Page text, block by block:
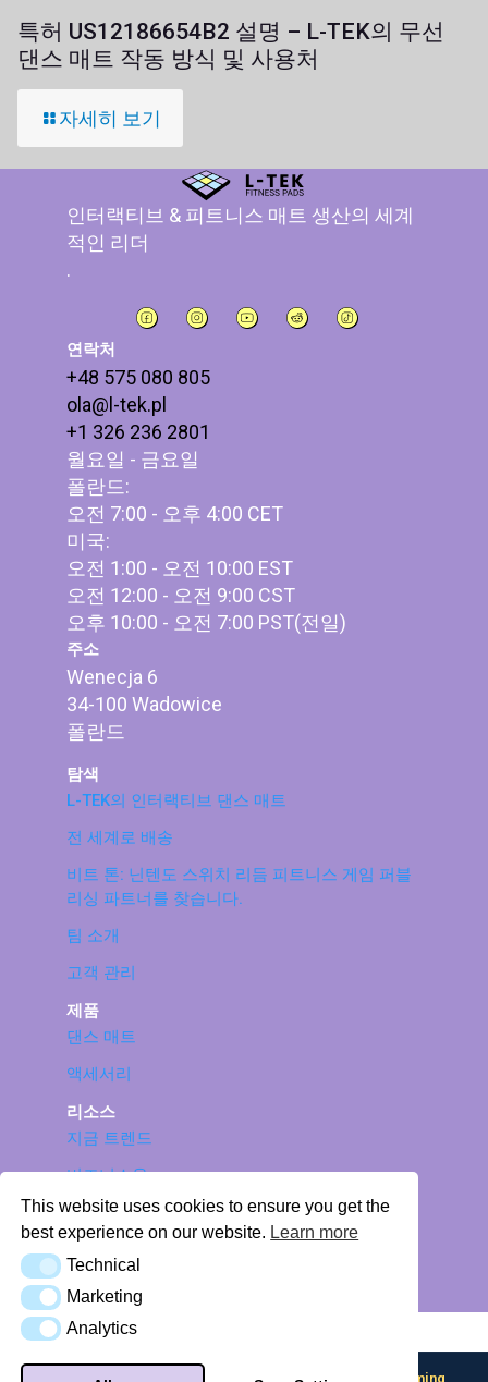
This website uses cookies to ensure you get the
best experience on our website. Learn more
Technical
Technical
Marketing
Marketing
AnalyticsAnalytics
특허 US12186654B2 설명 – L-TEK의 무선
댄스 매트 작동 방식 및 사용처
자세히 보기
인터랙티브 & 피트니스 매트 생산의 세계
적인 리더
.
연락처
+48 575 080 805
ola@l-tek.pl
+1 326 236 2801
월요일 - 금요일
폴란드:
오전 7:00 - 오후 4:00 CET
미국:
오전 1:00 - 오전 10:00 EST
오전 12:00 - 오전 9:00 CST
오후 10:00 - 오전 7:00 PST(전일)
주소
Wenecja 6
34-100 Wadowice
폴란드
탐색
L-TEK의 인터랙티브 댄스 매트
전 세계로 배송
비트 톤: 닌텐도 스위치 리듬 피트니스 게임 퍼블
리싱 파트너를 찾습니다.
팀 소개
고객 관리
제품
댄스 매트
액세서리
리소스
지금 트렌드
비즈니스용
L-TEK 댄스 패드 지원: 매뉴얼, 문제 해결 및 테스
터
© 2026 LTEK Sp. z o.o. 판권 소유.
개인 데이터 보호 정책
Looking for input flexibility? Discover Boulder — L-TEK Gaming